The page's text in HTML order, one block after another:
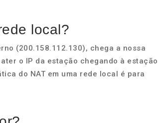
local?
(200.158.112.130), chega a nossa
o IP da estação chegando à estação
do NAT em uma rede local é para